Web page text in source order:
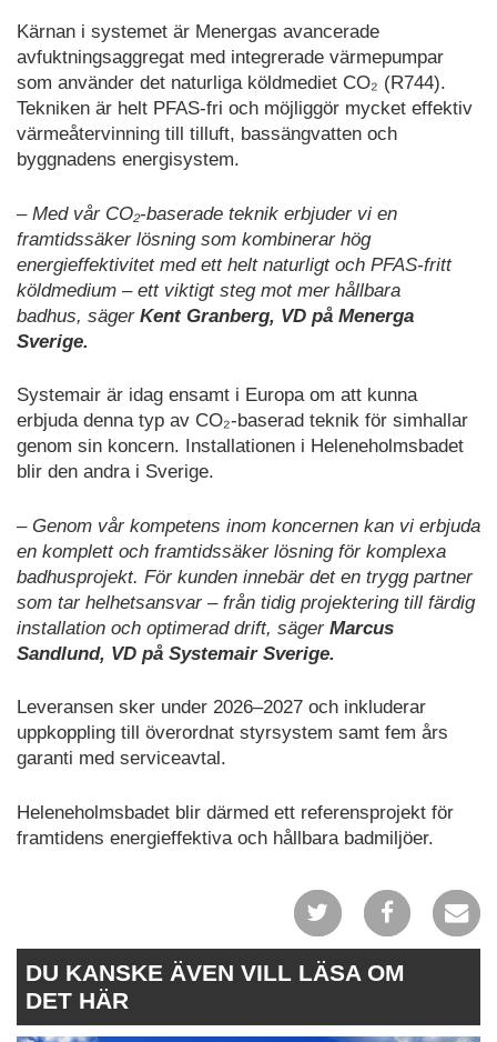
Kärnan i systemet är Menergas avancerade
avfuktningsaggregat med integrerade värmepumpar
som använder det naturliga köldmediet CO₂ (R744).
Tekniken är helt PFAS-fri och möjliggör mycket effektiv
värmeåtervinning till tilluft, bassängvatten och
byggnadens energisystem.
– Med vår CO₂-baserade teknik erbjuder vi en
framtidssäker lösning som kombinerar hög
energieffektivitet med ett helt naturligt och PFAS-fritt
köldmedium – ett viktigt steg mot mer hållbara
badhus, säger Kent Granberg, VD på Menerga
Sverige.
Systemair är idag ensamt i Europa om att kunna
erbjuda denna typ av CO₂-baserad teknik för simhallar
genom sin koncern. Installationen i Heleneholmsbadet
blir den andra i Sverige.
– Genom vår kompetens inom koncernen kan vi erbjuda
en komplett och framtidssäker lösning för komplexa
badhusprojekt. För kunden innebär det en trygg partner
som tar helhetsansvar – från tidig projektering till färdig
installation och optimerad drift, säger Marcus
Sandlund, VD på Systemair Sverige.
Leveransen sker under 2026–2027 och inkluderar
uppkoppling till överordnat styrsystem samt fem års
garanti med serviceavtal.
Heleneholmsbadet blir därmed ett referensprojekt för
framtidens energieffektiva och hållbara badmiljöer.
DU KANSKE ÄVEN VILL LÄSA OM
DET HÄR